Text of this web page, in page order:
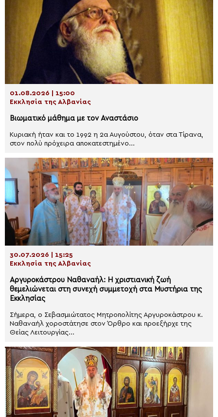
01.08.2026 | 15:00
Εκκλησία της Αλβανίας
Βιωματικό μάθημα με τον Αναστάσιο
Κυριακή ήταν και το 1992 η 2α Αυγούστου, όταν στα Τίρανα,
στον πολύ πρόχειρα αποκατεστημένο...
30.07.2026 | 15:25
Εκκλησία της Αλβανίας
Αργυροκάστρου Ναθαναήλ: Η χριστιανική ζωή
θεμελιώνεται στη συνεχή συμμετοχή στα Μυστήρια της
Εκκλησίας
Σήμερα, ο Σεβασμιώτατος Μητροπολίτης Αργυροκάστρου κ.
Ναθαναήλ χοροστάτησε στον Όρθρο και προεξήρχε της
Θείας Λειτουργίας...